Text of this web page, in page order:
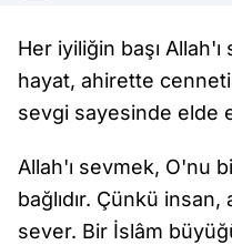
Her iyiliğin başı
hayat, ahirette
sevgi sayesinde elde
Allah'ı sevmek, O'nu
bağlıdır. Çünkü insan,
sever. Bir İslâm